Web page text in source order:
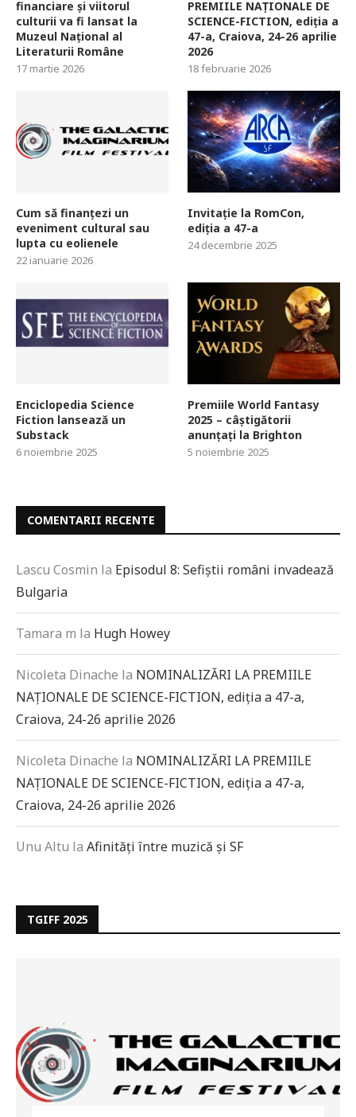
financiare și viitorul
culturii va fi lansat la
Muzeul Național al
Literaturii Române
17 martie 2026
PREMIILE NAȚIONALE DE
SCIENCE-FICTION, ediția a
47-a, Craiova, 24-26 aprilie
2026
18 februarie 2026
Cum să finanțezi un
eveniment cultural sau
lupta cu eolienele
22 ianuarie 2026
Invitație la RomCon,
ediția a 47-a
24 decembrie 2025
Enciclopedia Science
Fiction lansează un
Substack
6 noiembrie 2025
Premiile World Fantasy
2025 – câștigătorii
anunțați la Brighton
5 noiembrie 2025
COMENTARII RECENTE
Lascu Cosmin la Episodul 8: Sefiștii români invadează
Bulgaria
Tamara m la Hugh Howey
Nicoleta Dinache la NOMINALIZĂRI LA PREMIILE
NAȚIONALE DE SCIENCE-FICTION, ediția a 47-a,
Craiova, 24-26 aprilie 2026
Nicoleta Dinache la NOMINALIZĂRI LA PREMIILE
NAȚIONALE DE SCIENCE-FICTION, ediția a 47-a,
Craiova, 24-26 aprilie 2026
Unu Altu la Afinități între muzică și SF
TGIFF 2025